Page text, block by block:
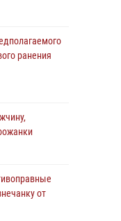
ранения
от